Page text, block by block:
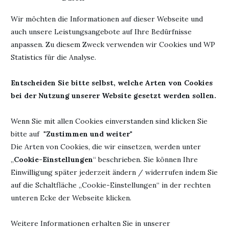
Wir möchten die Informationen auf dieser Webseite und
auch unsere Leistungsangebote auf Ihre Bedürfnisse
anpassen. Zu diesem Zweck verwenden wir Cookies und WP
Statistics für die Analyse.
Entscheiden Sie bitte selbst, welche Arten von Cookies
bei der Nutzung unserer Website gesetzt werden sollen.
Wenn Sie mit allen Cookies einverstanden sind klicken Sie
bitte auf "Zustimmen und weiter"
Die Arten von Cookies, die wir einsetzen, werden unter
„Cookie-Einstellungen“ beschrieben. Sie können Ihre
Einwilligung später jederzeit ändern / widerrufen indem Sie
auf die Schaltfläche „Cookie-Einstellungen“ in der rechten
unteren Ecke der Webseite klicken.
Weitere Informationen erhalten Sie in unserer
Das Buch vermittelt ein neues Lesekonzept, das ich ziemlich
genial finde. Es hilft kleinen Lesemuffeln genauso wie
Welt der Buchstaben haben.
Form von Illustrationen und wenig Worten erzählt wird und
auf den nächsten 2 Seiten fehlen die Bilder und es geht
ausführlicher zur Sache. Aber wer Schwierigkeiten hat, so
einen großen langen Text zu verstehen, kann sich auf den
Seiten mit den Bildern nochmal genauer ansehen, worum es
geht.
Wie man auf Einhörnern reitet von